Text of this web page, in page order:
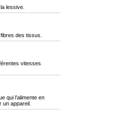
lessive.
des tissus.
vitesses
qui l’alimente en
un appareil.